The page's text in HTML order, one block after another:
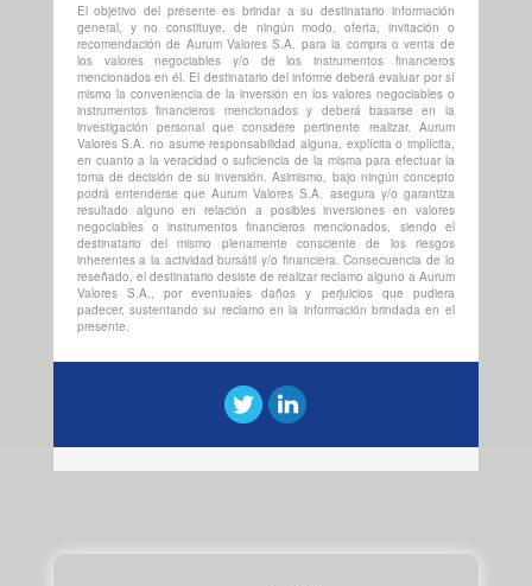
El objetivo del presente es brindar a su destinatario información
general, y no constituye, de ningún modo, oferta, invitación o
recomendación de Aurum Valores S.A. para la compra o venta de
los valores negociables y/o de los instrumentos financieros
mencionados en él. El destinatario del informe deberá evaluar por sí
mismo la conveniencia de la inversión en los valores negociables o
instrumentos financieros mencionados y deberá basarse en la
investigación personal que considere pertinente realizar. Aurum
Valores S.A. no asume responsabilidad alguna, explícita o implícita,
en cuanto a la veracidad o suficiencia de la misma para efectuar la
toma de decisión de su inversión. Asimismo, bajo ningún concepto
podrá entenderse que Aurum Valores S.A. asegura y/o garantiza
resultado alguno en relación a posibles inversiones en valores
negociables o instrumentos financieros mencionados, siendo el
destinatario del mismo plenamente consciente de los riesgos
inherentes a la actividad bursátil y/o financiera. Consecuencia de lo
reseñado, el destinatario desiste de realizar reclamo alguno a Aurum
Valores S.A., por eventuales daños y perjuicios que pudiera
padecer, sustentando su reclamo en la información brindada en el
presente.